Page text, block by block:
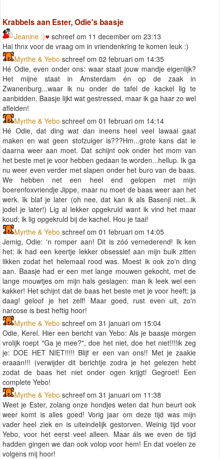
Krabbels aan Ester, Odie's baasje
Jeanine :)
schreef om 11 december om 23:13
Hai thnx voor de vraag om in vriendenkring te komen leuk :)
Myrthe & Yebo schreef om 02 februari om 14:35
Hé Odie, even onder ons: waar staat jouw mandje eigenlijk?
Het mijne staat in Amsterdam én op de zaak in
Zwanenburg...waar ik nu onder de tafel de kackel lig te
aanbidden. Baasje lijkt wat gestressed, maar ik ga haar zo wel
afleiden!
Myrthe & Yebo schreef om 01 februari om 14:14
Hé Odie, dat ding wat dan ineens heel veel lawaai gaat
maken en wat geen stofzuiger is???Hm...grote kans dat ie
daarna weer aan moet. Dat schijnt ook onder het mom van
het beste met je voor hebben gedaan te worden...hellup. Ik ga
nu weer even verder met slapen onder het buro van de baas.
We hebben net een heel end gelopen met mijn
boerenfoxvriendje Jippe, maar nu moet de baas weer aan het
werk. Ik blaf je later (oh nee, dat kan ik als Basenji niet...ik
jodel je later!) Lig al lekker opgekruld want ik vind het maar
koud; ik lig opgekruld bij de kachel. Hou je taai!
Myrthe & Yebo schreef om 01 februari om 14:05
Jemig, Odie: 'n romper aan! Dit is zóó vernederend! Ik ken
het: ik had een keertje lekker obsessief aan mijn buik zitten
likken zodat het helemaal rood was. Moest ik ook zo'n ding
aan. Baasje had er een met lange mouwen gekocht, met de
lange mouwtjes om mijn hals geslagen: man ik leek wel een
kakker! Het schijnt dat de baas het beste met je voor heeft: ja
daag! geloof je het zelf! Maar goed, rust even uit, zo'n
narcose is best heftig hoor!
Myrthe & Yebo schreef om 31 januari om 15:04
Odie, Kerel. Hier een bericht van Yebo: Als je baasje morgen
vrolijk roept "Ga je mee?", doe het niet, doe het niet!!!!ik zeg
je: DOE HET NIET!!!!! Blijf er een van ons!! Met je zaakie
eraaan!!! (verwijder dit berichtje zodra je het gelezen hebt
zodat de baas het niet onder ogen krijgt! Gegroet! Een
complete Yebo!
Myrthe & Yebo schreef om 31 januari om 11:38
Weet je Ester, zolang onze hondjes weten dat hun beurt ook
weer komt is alles goed! Vorig jaar om deze tijd was mijn
vader heel ziek en is uiteindelijk gestorven. Weinig tijd voor
Yebo, voor het eerst veel alleen. Maar áls we even de tijd
hadden gingen we dan ook volop voor hem! En dat voelen ze
volgens mij hoor!